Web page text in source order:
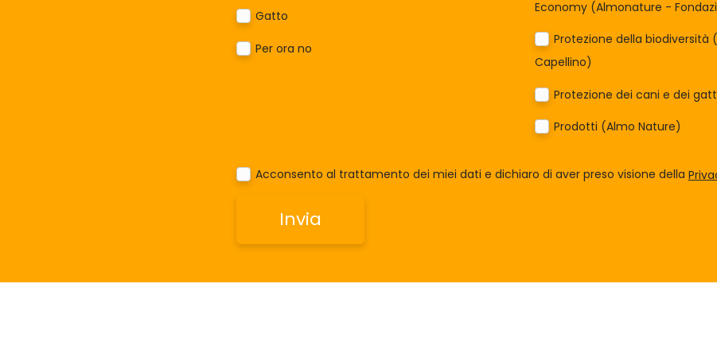
Gatto
Per ora no
Economy (Almonature -
Protezione della biodiversità
Capellino)
Protezione dei cani e dei
Prodotti (Almo Nature)
Acconsento al trattamento dei miei dati e dichiaro di aver preso visione della